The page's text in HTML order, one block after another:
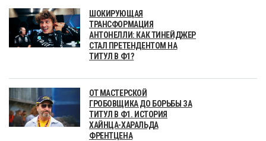
ШОКИРУЮЩАЯ
ТРАНСФОРМАЦИЯ
АНТОНЕЛЛИ: КАК ТИНЕЙДЖЕР
СТАЛ ПРЕТЕНДЕНТОМ НА
ТИТУЛ В Ф1?
ОТ МАСТЕРСКОЙ
ГРОБОВЩИКА ДО БОРЬБЫ ЗА
ТИТУЛ В Ф1. ИСТОРИЯ
ХАЙНЦА-ХАРАЛЬДА
ФРЕНТЦЕНА